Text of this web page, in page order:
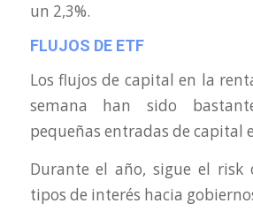
un 2,3%.
FLUJOS DE ETF
Los flujos de capital en la
semana han sido
pequeñas entradas de capital
Durante el año, sigue el
tipos de interés hacia